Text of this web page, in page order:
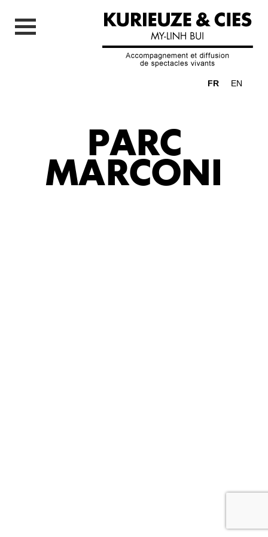
FR EN
PARC
MARCONI